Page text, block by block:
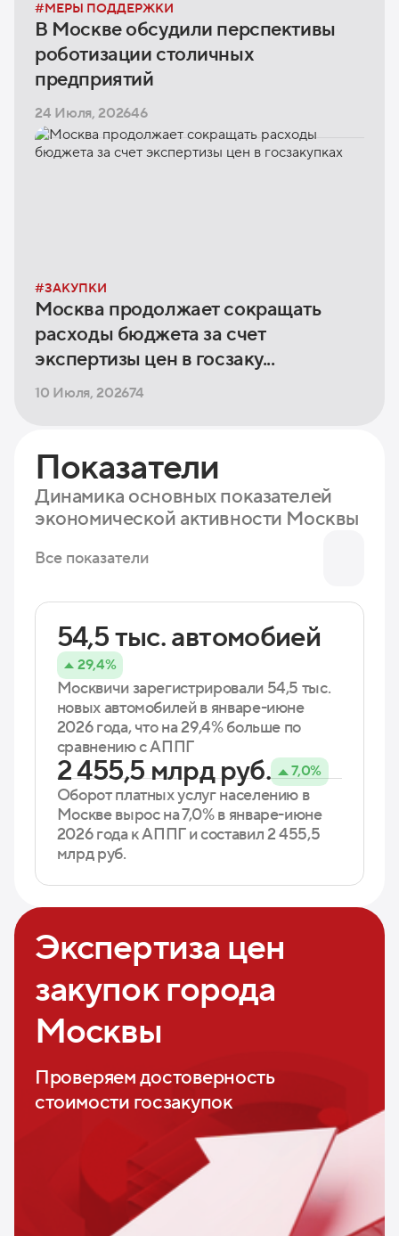
#МЕРЫ ПОДДЕРЖКИ
В Москве обсудили перспективы
роботизации столичных
предприятий
24 Июля, 202646
#ЗАКУПКИ
Москва продолжает сокращать
расходы бюджета за счет
экспертизы цен в госзаку...
10 Июля, 202674
Показатели
Динамика основных показателей
экономической активности Москвы
Все показатели
54,5 тыс. автомобией
29,4%
Москвичи зарегистрировали 54,5 тыс.
новых автомобилей в январе-июне
2026 года, что на 29,4% больше по
сравнению с АППГ
2 455,5 млрд руб. 7,0%
Оборот платных услуг населению в
Москве вырос на 7,0% в январе-июне
2026 года к АППГ и составил 2 455,5
млрд руб.
Экспертиза цен
закупок города
Москвы
Проверяем достоверность
стоимости госзакупок